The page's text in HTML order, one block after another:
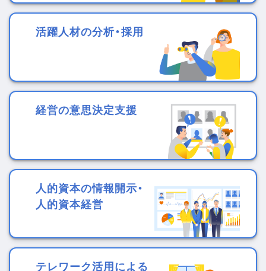
活躍人材の分析・採用
経営の意思決定支援
人的資本の情報開示・
人的資本経営
テレワーク活用による